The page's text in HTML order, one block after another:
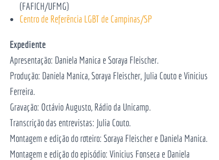
(FAFICH/UFMG)
Centro de Referência LGBT de Campinas/SP
Expediente
Apresentação: Daniela Manica e Soraya Fleischer.
Produção: Daniela Manica, Soraya Fleischer, Julia Couto e Vinicius
Ferreira.
Gravação: Octávio Augusto, Rádio da Unicamp.
Transcrição das entrevistas: Julia Couto.
Montagem e edição do roteiro: Soraya Fleischer e Daniela Manica.
Montagem e edição do episódio: Vinicius Fonseca e Daniela